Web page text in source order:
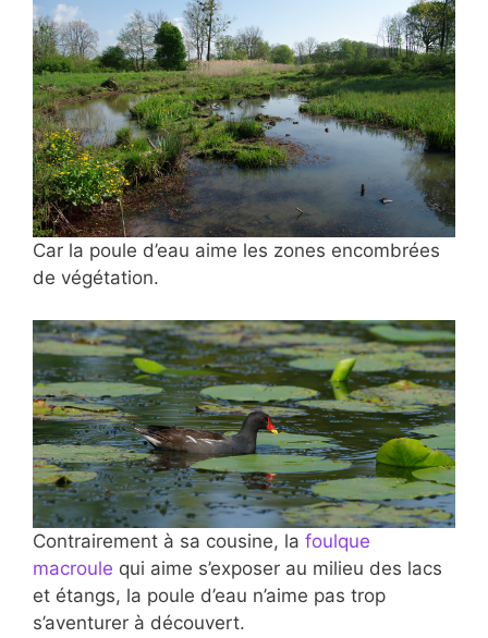
Car la poule d’eau aime les zones encombrées
de végétation.
Contrairement à sa cousine, la foulque
macroule qui aime s’exposer au milieu des lacs
et étangs, la poule d’eau n’aime pas trop
s’aventurer à découvert.